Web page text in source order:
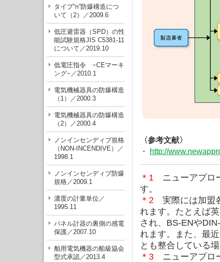
タイプ“n”防爆構造につ
いて（2）／2009.6
低圧避雷器（SPD）の性
能試験規格JIS C5381-11
について／2019.10
低電圧指令 −CEマーキ
ング−／2010.1
電気機械器具の防爆構造
（1）／2000.3
電気機械器具の防爆構造
（2）／2000.4
ノンインセンディブ規格
（NON-INCENDIVE）／
1998.1
ノンインセンディブ防爆
規格／2009.1
濃度の計量単位／
1995.11
パネル計器の裏側の感電
保護／2007.10
舶用電気機器の船級協会
型式承認／2013.4
〈参考文献〉
・ http://
＊1 ニューアプロ
す。
＊2 実際には加盟
れます。たとえば
され、BS-ENや
れます。また、最
とも整合している
＊3 ニューアプロ